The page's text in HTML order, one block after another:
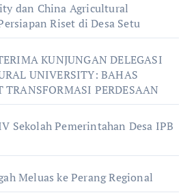
dan China Agricultural
Riset di Desa Setu
KUNJUNGAN DELEGASI
UNIVERSITY: BAHAS
TRANSFORMASI PERDESAAN
Sekolah Pemerintahan Desa IPB
Meluas ke Perang Regional